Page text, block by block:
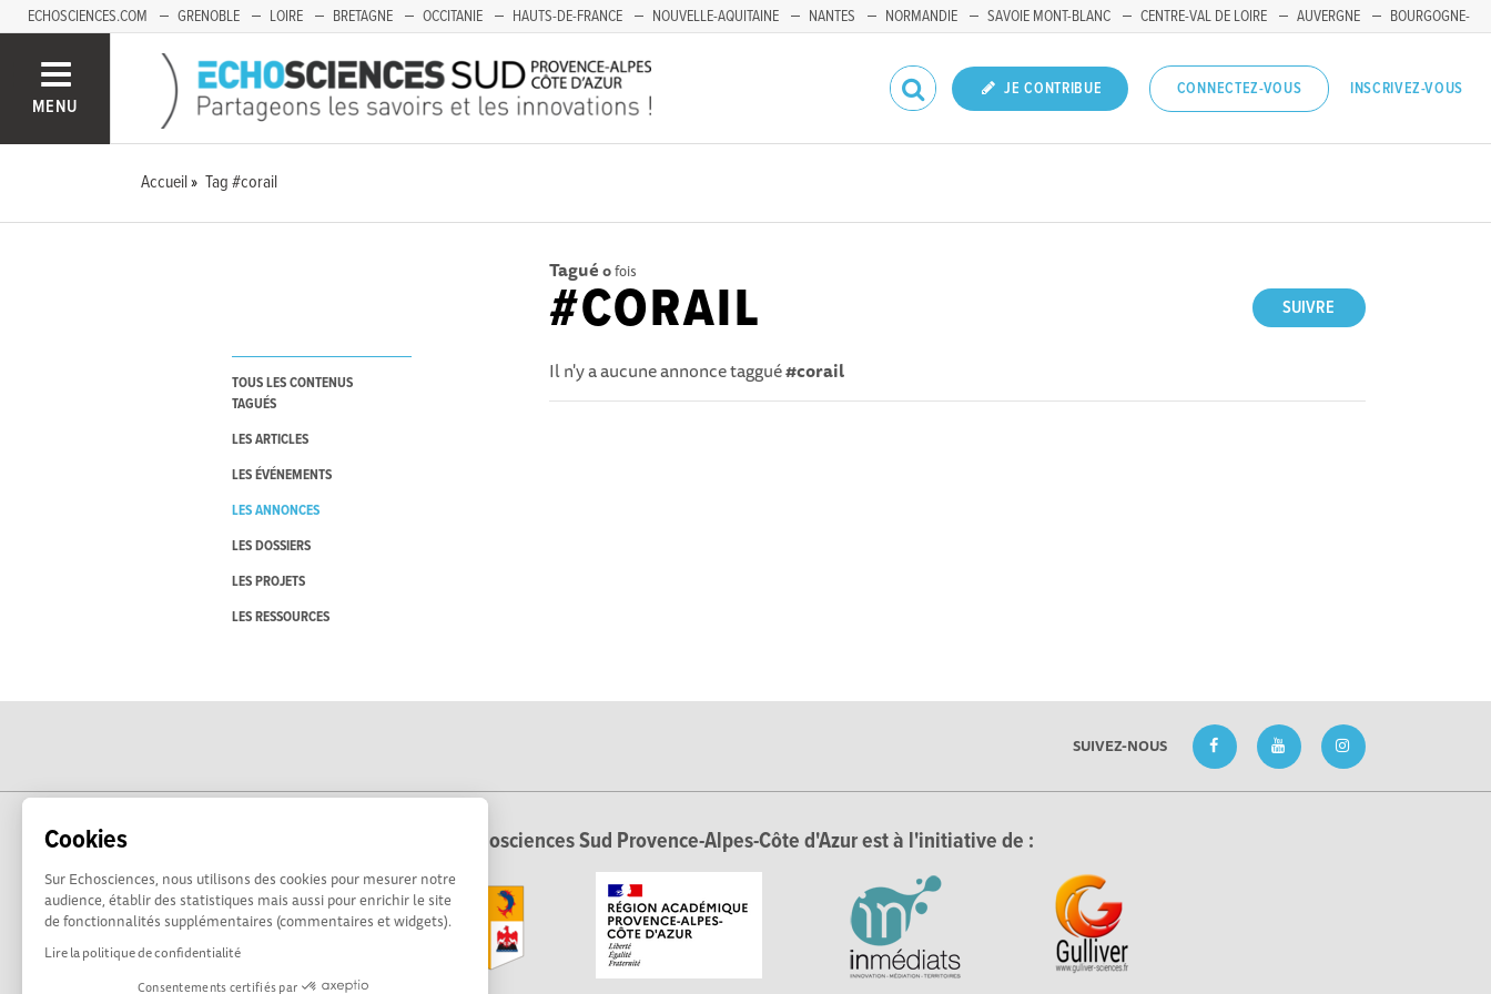
Cookies
Sur Echosciences, nous utilisons des cookies pour mesurer notre
audience, établir des statistiques mais aussi pour enrichir le site
de fonctionnalités supplémentaires (commentaires et widgets).
Lire la politique de confidentialité
Consentements certifiés par
ECHOSCIENCES.COM GRENOBLE LOIRE BRETAGNE OCCITANIE HAUTS-DE-FRANCE NOUVELLE-AQUITAINE NANTES NORMANDIE SAVOIE MONT-BLANC CENTRE-VAL DE LOIRE AUVERGNE
BOURGOGNE-
MENU
JE CONTRIBUE CONNECTEZ-VOUS INSCRIVEZ-VOUS
Accueil Tag #corail
TOUS LES CONTENUS
TAGUÉS
LES ARTICLES
LES ÉVÉNEMENTS
LES ANNONCES
LES DOSSIERS
LES PROJETS
LES RESSOURCES
Tagué 0fois
SUIVRE
#CORAIL
Il n'y a aucune annonce taggué#corail
SUIVEZ-NOUS
Echosciences Sud Provence-Alpes-Côte d'Azur est à l'initiative de :